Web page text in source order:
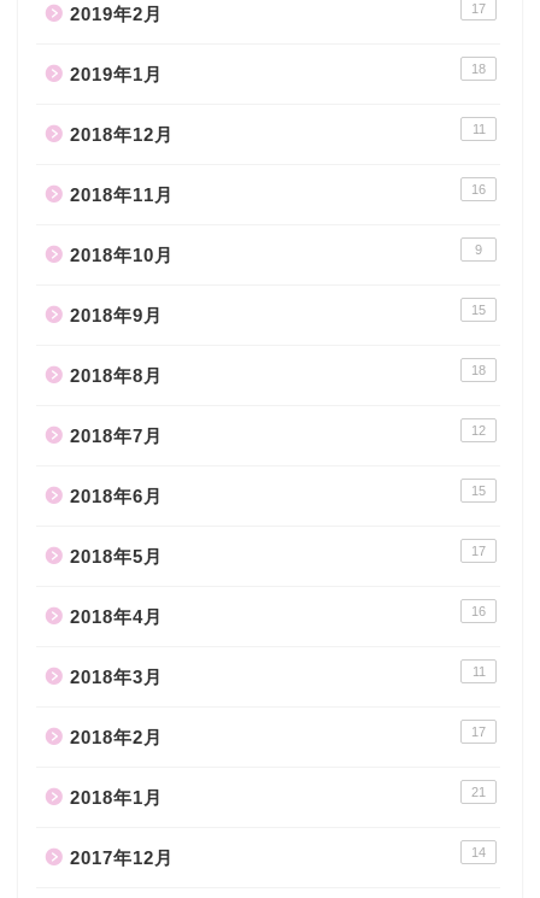
2019年2月 17
2019年1月 18
2018年12月 11
2018年11月 16
2018年10月 9
2018年9月 15
2018年8月 18
2018年7月 12
2018年6月 15
2018年5月 17
2018年4月 16
2018年3月 11
2018年2月 17
2018年1月 21
2017年12月 14